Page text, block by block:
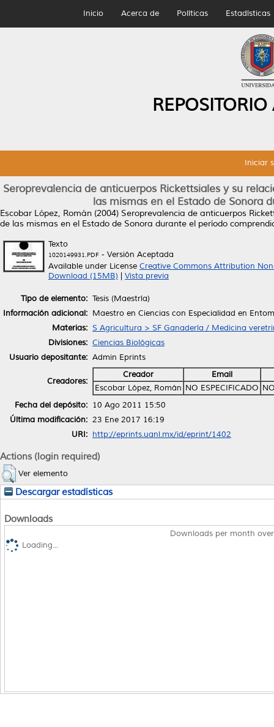
Inicio Acerca de Políticas Estadísticas
Iniciar
Seroprevalencia de anticuerpos Rickettsiales y su
las mismas en el Estado de Sonora
Escobar López, Román (2004) Seroprevalencia de anticuerpos
de las mismas en el Estado de Sonora durante el período
Texto
1020149931.PDF - Versión Aceptada
Available under License Creative Commons Attribution
Download (15MB)
Vista previa
Tipo de elemento: Tesis (Maestría)
Información adicional: Maestro en Ciencias con Especialidad en
Materias: S Agricultura > SF Ganadería / Medicina
Divisiones: Ciencias Biológicas
Usuario depositante: Admin Eprints
Creadores:
Creador
Email
Escobar López, Román NO ESPECIFICADO
Fecha del depósito: 10 Ago 2011 15:50
Última modificación: 23 Ene 2017 16:19
URI: http://eprints.uanl.mx/id/eprint/1402
Actions (login required)
Ver elemento
Descargar estadísticas
Downloads
Downloads per month
Loading...